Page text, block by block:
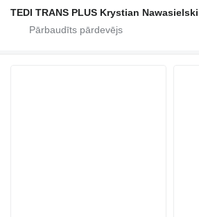
TEDI TRANS PLUS Krystian Nawasielski